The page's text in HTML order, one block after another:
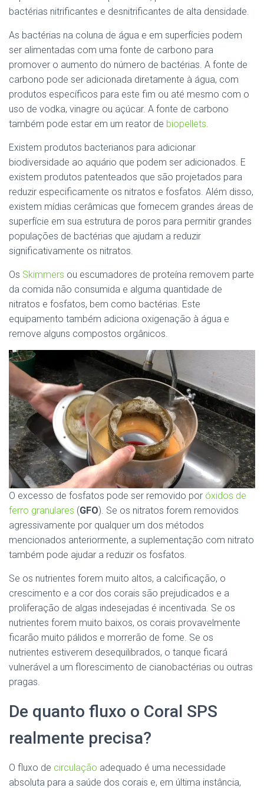
bactérias nitrificantes e desnitrificantes de alta densidade.
As bactérias na coluna de água e em superfícies podem
ser alimentadas com uma fonte de carbono para
promover o aumento do número de bactérias. A fonte de
carbono pode ser adicionada diretamente à água, com
produtos específicos para este fim ou até mesmo com o
uso de vodka, vinagre ou açúcar. A fonte de carbono
também pode estar em um reator de biopellets.
Existem produtos bacterianos para adicionar
biodiversidade ao aquário que podem ser adicionados. E
existem produtos patenteados que são projetados para
reduzir especificamente os nitratos e fosfatos. Além disso,
existem mídias cerâmicas que fornecem grandes áreas de
superfície em sua estrutura de poros para permitir grandes
populações de bactérias que ajudam a reduzir
significativamente os nitratos.
Os Skimmers ou escumadores de proteína removem parte
da comida não consumida e alguma quantidade de
nitratos e fosfatos, bem como bactérias. Este
equipamento também adiciona oxigenação à água e
remove alguns compostos orgânicos.
O excesso de fosfatos pode ser removido por óxidos de
ferro granulares (GFO). Se os nitratos forem removidos
agressivamente por qualquer um dos métodos
mencionados anteriormente, a suplementação com nitrato
também pode ajudar a reduzir os fosfatos.
Se os nutrientes forem muito altos, a calcificação, o
crescimento e a cor dos corais são prejudicados e a
proliferação de algas indesejadas é incentivada. Se os
nutrientes forem muito baixos, os corais provavelmente
ficarão muito pálidos e morrerão de fome. Se os
nutrientes estiverem desequilibrados, o tanque ficará
vulnerável a um florescimento de cianobactérias ou outras
pragas.
De quanto fluxo o Coral SPS
realmente precisa?
O fluxo de circulação adequado é uma necessidade
absoluta para a saúde dos corais e, em última instância,